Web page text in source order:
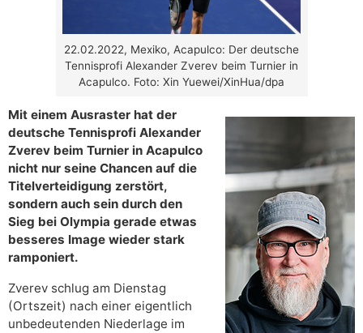
22.02.2022, Mexiko, Acapulco: Der deutsche
Tennisprofi Alexander Zverev beim Turnier in
Acapulco. Foto: Xin Yuewei/XinHua/dpa
Mit einem Ausraster hat der
deutsche Tennisprofi Alexander
Zverev beim Turnier in Acapulco
nicht nur seine Chancen auf die
Titelverteidigung zerstört,
sondern auch sein durch den
Sieg bei Olympia gerade etwas
besseres Image wieder stark
ramponiert.
Zverev schlug am Dienstag
(Ortszeit) nach einer eigentlich
unbedeutenden Niederlage im